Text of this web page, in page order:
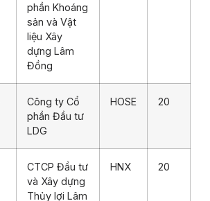
phần Khoáng
sản và Vật
liệu Xây
dựng Lâm
Đồng
Công ty Cổ
phần Đầu tư
LDG
HOSE 20
CTCP Đầu tư
và Xây dựng
Thủy lợi Lâm
HNX 20